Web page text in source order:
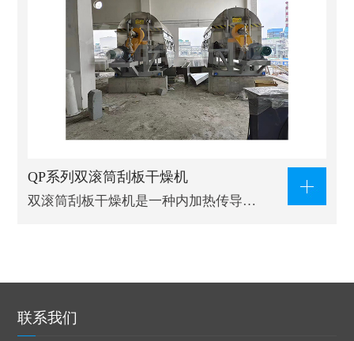
QP系列双滚筒刮板干燥机
双滚筒刮板干燥机是一种内加热传导…
联系我们